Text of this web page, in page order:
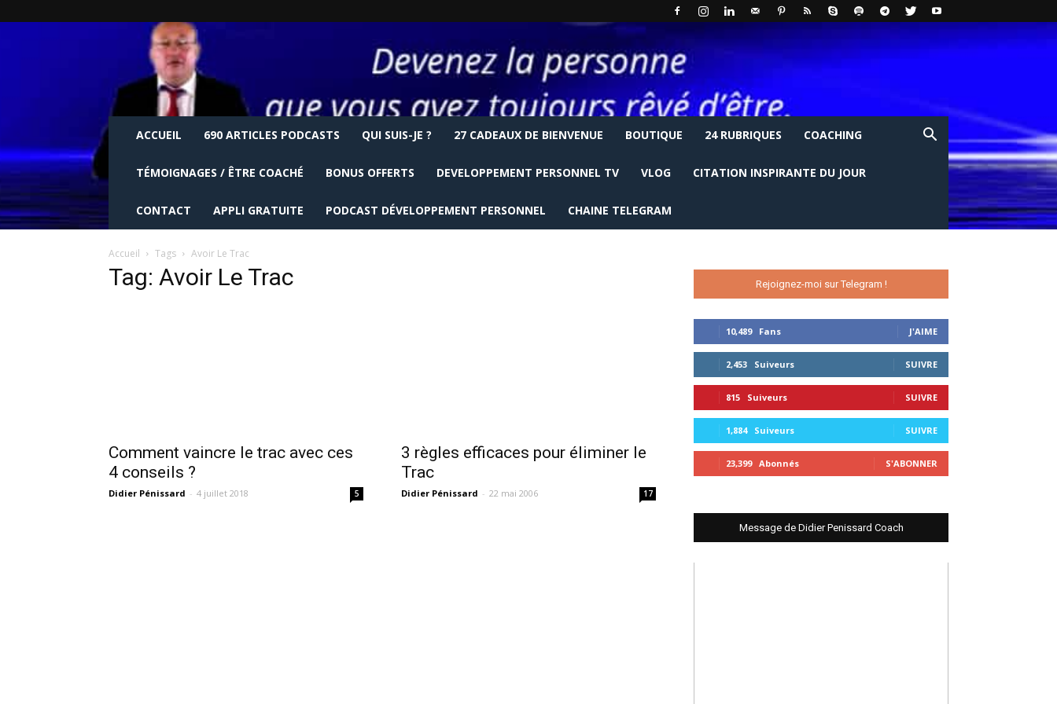
ACCUEIL 690 ARTICLES PODCASTS QUI SUIS-JE ? 27 CADEAUX DE BIENVENUE BOUTIQUE 24 RUBRIQUES COACHING
TÉMOIGNAGES / ÊTRE COACHÉ BONUS OFFERTS DEVELOPPEMENT PERSONNEL TV VLOG CITATION INSPIRANTE DU JOUR
CONTACT APPLI GRATUITE PODCAST DÉVELOPPEMENT PERSONNEL CHAINE TELEGRAM
Accueil Tags Avoir Le Trac
Tag: Avoir Le Trac
Comment vaincre le trac avec ces
4 conseils ?
Didier Pénissard - 4 juillet 2018 5
3 règles efficaces pour éliminer le
Trac
Didier Pénissard - 22 mai 2006 17
Rejoignez-moi sur Telegram !
10,489 Fans J'AIME
2,453 Suiveurs SUIVRE
815 Suiveurs SUIVRE
1,884 Suiveurs SUIVRE
23,399 Abonnés S'ABONNER
Message de Didier Penissard Coach